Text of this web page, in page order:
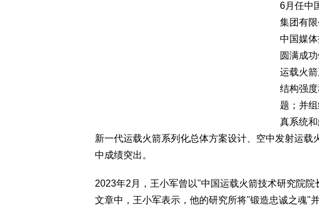
6月任中
集团有
中国媒
圆满成
运载火
结构强
题；并
真系统
新一代运载火箭系列化总体方案设计、空中发射运
中成绩突出。
2023年2月，王小军曾以"中国运载火箭技术研究院院
文章中，王小军表示，他的研究所将"锻造忠诚之魂"